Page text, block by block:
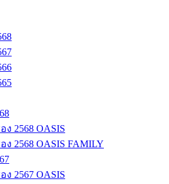
ง 2568 OASIS
ง 2568 OASIS FAMILY
ง 2567 OASIS